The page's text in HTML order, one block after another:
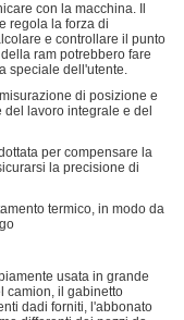
con la macchina. Il
regola la forza di
e controllare il punto
ram potrebbero fare
speciale dell'utente.
di posizione e
lavoro integrale e del
per compensare la
la precisione di
termico, in modo da
usata in grande
camion, il gabinetto
dadi forniti, l'abbonato